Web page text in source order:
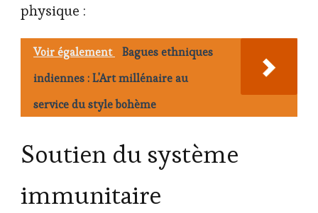
physique :
Voir également
Bagues ethniques
indiennes : L'Art millénaire au
service du style bohème
Soutien du système
immunitaire